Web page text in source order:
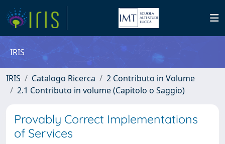
IRIS
IRIS Catalogo Ricerca
2 Contributo in Volume
2.1 Contributo in volume (Capitolo o Saggio)
Provably Correct Implementations
of Services